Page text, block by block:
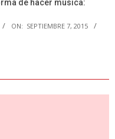
de hacer música:
ON: SEPTIEMBRE 7, 2015